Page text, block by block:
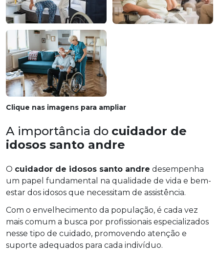
Clique nas imagens para ampliar
A importância do cuidador de
idosos santo andre
O cuidador de idosos santo andre desempenha
um papel fundamental na qualidade de vida e bem-
estar dos idosos que necessitam de assistência.
Com o envelhecimento da população, é cada vez
mais comum a busca por profissionais especializados
nesse tipo de cuidado, promovendo atenção e
suporte adequados para cada indivíduo.